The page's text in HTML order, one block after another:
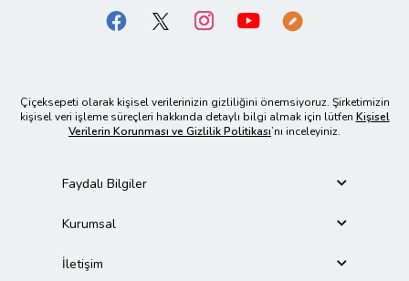
Çiçeksepeti olarak kişisel verilerinizin gizliliğini önemsiyoruz. Şirketimizin
kişisel veri işleme süreçleri hakkında detaylı bilgi almak için lütfen Kişisel
Verilerin Korunması ve Gizlilik Politikası’nı inceleyiniz.
Faydalı Bilgiler
Kurumsal
İletişim